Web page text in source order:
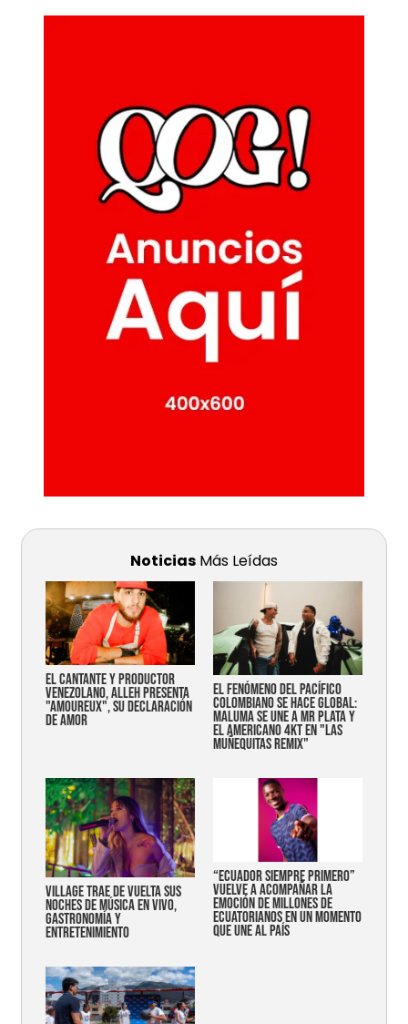
Noticias Más Leídas
EL CANTANTE Y PRODUCTOR
VENEZOLANO, ALLEH PRESENTA
"AMOUREUX", SU DECLARACIÓN
DE AMOR
EL FENÓMENO DEL PACÍFICO
COLOMBIANO SE HACE GLOBAL:
MALUMA SE UNE A MR PLATA Y
EL AMERICANO 4KT EN "LAS
MUÑEQUITAS REMIX"
Village trae de vuelta sus
noches de música en vivo,
gastronomía y
entretenimiento
“Ecuador siempre primero”
vuelve a acompañar la
emoción de millones de
ecuatorianos en un momento
que une al país